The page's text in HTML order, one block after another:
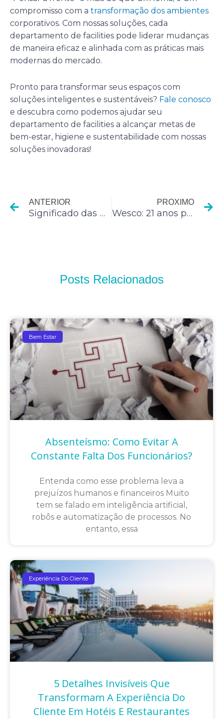
compromisso com a transformação dos ambientes
corporativos. Com nossas soluções, cada
departamento de facilities pode liderar mudanças
de maneira eficaz e alinhada com as práticas mais
modernas do mercado.
Pronto para transformar seus espaços com
soluções inteligentes e sustentáveis? Fale conosco
e descubra como podemos ajudar seu
departamento de facilities a alcançar metas de
bem-estar, higiene e sustentabilidade com nossas
soluções inovadoras!
ANTERIOR
Significado das Cores dos Sacos de Lixo: Guia para Coleta Seletiva e Sustentável
PROXIMO
Wesco: 21 anos promovendo bem-estar, saúde e higiene fora de casa
Posts Relacionados
Bem Estar
Absenteísmo: Como Evitar A
Constante Falta Dos Funcionários?
Entenda como esse problema leva a
prejuízos humanos e financeiros Muito
tem se falado em inteligência artificial,
robôs e automatização de processos. No
entanto, essa
Experiência Do Cliente
5 Detalhes Invisíveis Que
Transformam A Experiência Do
Cliente Em Hotéis E Restaurantes